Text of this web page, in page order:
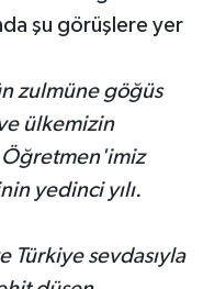
şu görüşlere yer
zulmüne göğüs
ülkemizin
Öğretmen'imiz
yedinci yılı.
Türkiye sevdasıyla